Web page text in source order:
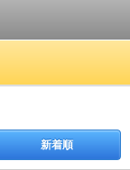
新着順